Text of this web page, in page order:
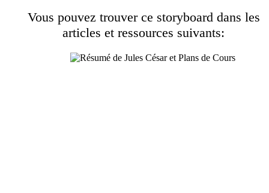
Vous pouvez trouver ce storyboard dans les
articles et ressources suivants: